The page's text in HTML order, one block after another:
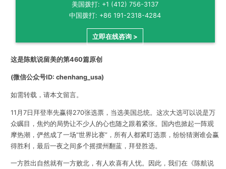
美国拨打: +1 (412) 756-3137
中国拨打: +86 191-2318-4284
立即在线咨询 >
这是陈航说留美的第460篇原创
(微信公众号ID: chenhang_usa)
如需转载，请本文留言。
11月7日拜登率先赢得270张选票，当选美国总统。这次大选可以说是万
众瞩目，焦灼的局势让不少人的心也随之跟着紧张。国内也掀起一阵观
摩热潮，俨然成了一场“世界比赛”，所有人都紧盯选票，纷纷猜测谁会赢
得胜利，最后一夜之间多个摇摆州翻蓝，拜登胜选。
一方胜出自然就有一方败北，有人欢喜有人忧。因此，我们在《陈航说